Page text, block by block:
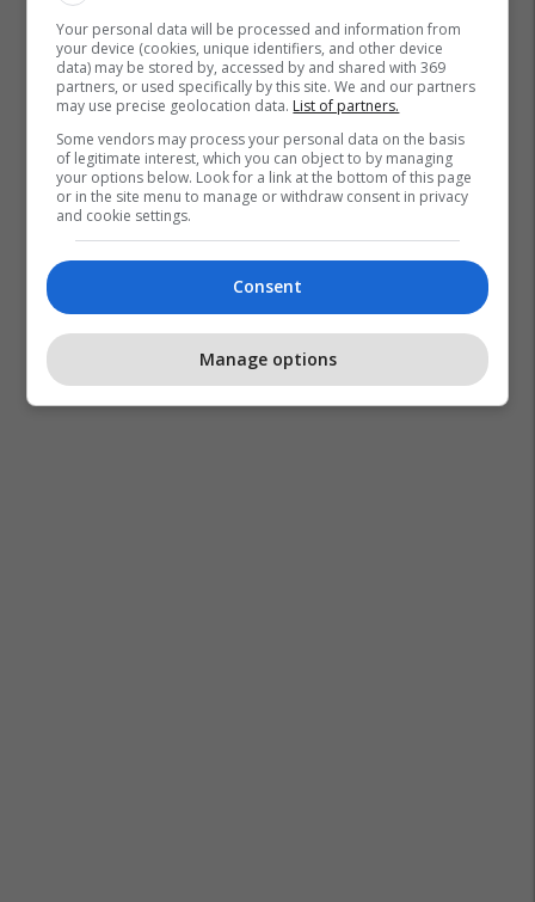
Your personal data will be processed and information from
your device (cookies, unique identifiers, and other device
data) may be stored by, accessed by and shared with 369
partners, or used specifically by this site. We and our partners
may use precise geolocation data. List of partners.
Some vendors may process your personal data on the basis
of legitimate interest, which you can object to by managing
your options below. Look for a link at the bottom of this page
or in the site menu to manage or withdraw consent in privacy
and cookie settings.
Consent
Manage options